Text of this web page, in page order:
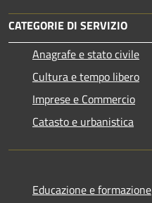
CATEGORIE DI SERVIZIO
Anagrafe e stato civile
Cultura e tempo libero
Imprese e Commercio
Catasto e urbanistica
Educazione e formazione